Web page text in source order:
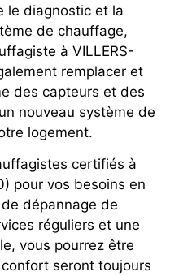
le diagnostic et la
de chauffage,
à VILLERS-
remplacer et
des capteurs et des
nouveau système de
logement.
certifiés à
pour vos besoins en
dépannage de
réguliers et une
vous pourrez être
seront toujours